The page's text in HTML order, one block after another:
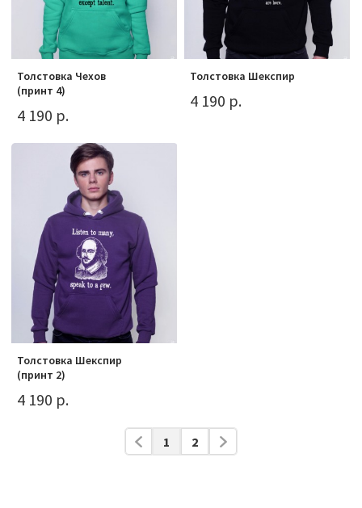
Толстовка Чехов
(принт 4)
4 190 р.
Толстовка Шекспир
4 190 р.
Толстовка Шекспир
(принт 2)
4 190 р.
1 2